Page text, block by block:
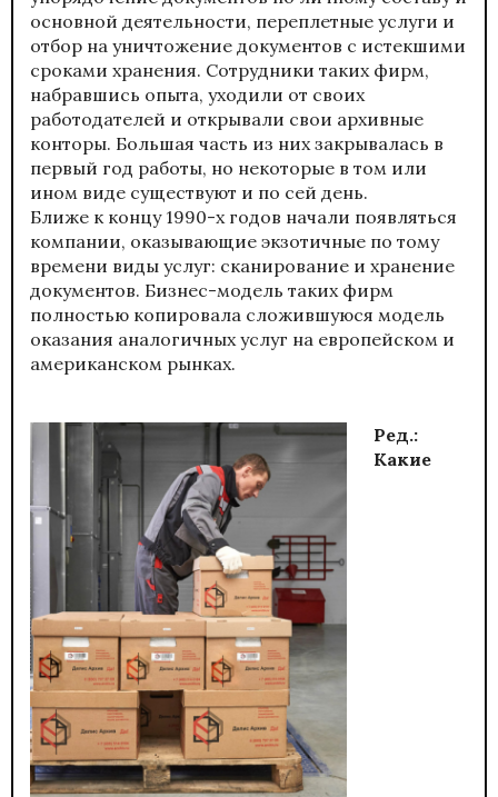
основной деятельности, переплетные услуги и
отбор на уничтожение документов с истекшими
сроками хранения. Сотрудники таких фирм,
набравшись опыта, уходили от своих
работодателей и открывали свои архивные
конторы. Большая часть из них закрывалась в
первый год работы, но некоторые в том или
ином виде существуют и по сей день.
Ближе к концу 1990-х годов начали появляться
компании, оказывающие экзотичные по тому
времени виды услуг: сканирование и хранение
документов. Бизнес-модель таких фирм
полностью копировала сложившуюся модель
оказания аналогичных услуг на европейском и
американском рынках.
Ред.:
Какие